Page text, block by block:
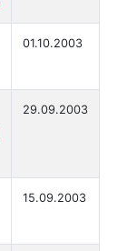
01.10.2003
29.09.2003
15.09.2003